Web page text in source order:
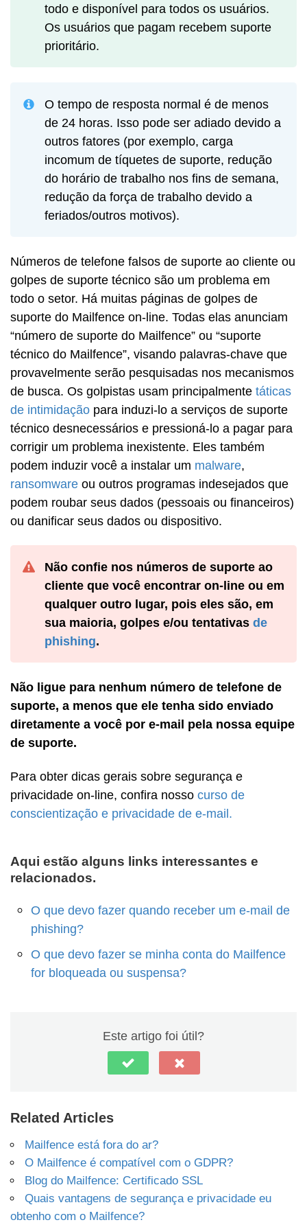
todo e disponível para todos os usuários.
Os usuários que pagam recebem suporte
prioritário.
O tempo de resposta normal é de menos
de 24 horas. Isso pode ser adiado devido a
outros fatores (por exemplo, carga
incomum de tíquetes de suporte, redução
do horário de trabalho nos fins de semana,
redução da força de trabalho devido a
feriados/outros motivos).
Números de telefone falsos de suporte ao cliente ou
golpes de suporte técnico são um problema em
todo o setor. Há muitas páginas de golpes de
suporte do Mailfence on-line. Todas elas anunciam
“número de suporte do Mailfence” ou “suporte
técnico do Mailfence”, visando palavras-chave que
provavelmente serão pesquisadas nos mecanismos
de busca. Os golpistas usam principalmente táticas
de intimidação para induzi-lo a serviços de suporte
técnico desnecessários e pressioná-lo a pagar para
corrigir um problema inexistente. Eles também
podem induzir você a instalar um malware,
ransomware ou outros programas indesejados que
podem roubar seus dados (pessoais ou financeiros)
ou danificar seus dados ou dispositivo.
Não confie nos números de suporte ao
cliente que você encontrar on-line ou em
qualquer outro lugar, pois eles são, em
sua maioria, golpes e/ou tentativas de
phishing.
Não ligue para nenhum número de telefone de
suporte, a menos que ele tenha sido enviado
diretamente a você por e-mail pela nossa equipe
de suporte.
Para obter dicas gerais sobre segurança e
privacidade on-line, confira nosso curso de
conscientização e privacidade de e-mail.
Aqui estão alguns links interessantes e
relacionados.
O que devo fazer quando receber um e-mail de
phishing?
O que devo fazer se minha conta do Mailfence
for bloqueada ou suspensa?
Este artigo foi útil?
Related Articles
Mailfence está fora do ar?
O Mailfence é compatível com o GDPR?
Blog do Mailfence: Certificado SSL
Quais vantagens de segurança e privacidade eu
obtenho com o Mailfence?